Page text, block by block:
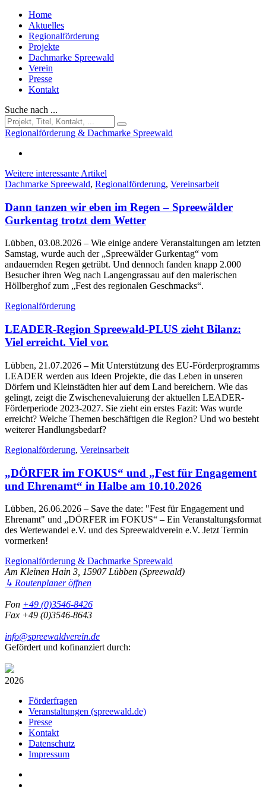
Home
Aktuelles
Regionalförderung
Projekte
Dachmarke Spreewald
Verein
Presse
Kontakt
Suche nach ...
Regionalförderung & Dachmarke Spreewald
Weitere interessante Artikel
Dachmarke Spreewald, Regionalförderung, Vereinsarbeit
Dann tanzen wir eben im Regen – Spreewälder
Gurkentag trotzt dem Wetter
Lübben, 03.08.2026 – Wie einige andere Veranstaltungen am letzten
Samstag, wurde auch der „Spreewälder Gurkentag“ vom
andauernden Regen getrübt. Und dennoch fanden knapp 2.000
Besucher ihren Weg nach Langengrassau auf den malerischen
Höllberghof zum „Fest des regionalen Geschmacks“.
Regionalförderung
LEADER-Region Spreewald-PLUS zieht Bilanz:
Viel erreicht. Viel vor.
Lübben, 21.07.2026 – Mit Unterstützung des EU-Förderprogramms
LEADER werden aus Ideen Projekte, die das Leben in unseren
Dörfern und Kleinstädten hier auf dem Land bereichern. Wie das
gelingt, zeigt die Zwischenevaluierung der aktuellen LEADER-
Förderperiode 2023-2027. Sie zieht ein erstes Fazit: Was wurde
erreicht? Welche Themen beschäftigen die Region? Und wo besteht
weiterer Handlungsbedarf?
Regionalförderung, Vereinsarbeit
„DÖRFER im FOKUS“ und „Fest für Engagement
und Ehrenamt“ in Halbe am 10.10.2026
Lübben, 26.06.2026 – Save the date: "Fest für Engagement und
Ehrenamt" und „DÖRFER im FOKUS“ – Ein Veranstaltungsformat
des Wertewandel e.V. und des Spreewaldverein e.V. Jetzt Termin
vormerken!
Regionalförderung & Dachmarke Spreewald
Am Kleinen Hain 3, 15907 Lübben (Spreewald)
↳ Routenplaner öffnen
Fon +49 (0)3546-8426
Fax +49 (0)3546-8643
info@spreewaldverein.de
Gefördert und kofinanziert durch:
2026
Förderfragen
Veranstaltungen (spreewald.de)
Presse
Kontakt
Datenschutz
Impressum